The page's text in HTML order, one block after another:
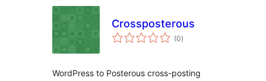
Crossposterous
(0total
ratings
)
WordPress to Posterous cross-posting